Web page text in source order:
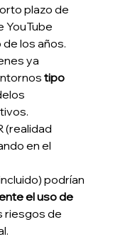
plazo de
YouTube
los años.
ya
tipo
(realidad
en el
podrían
el uso de
riesgos de